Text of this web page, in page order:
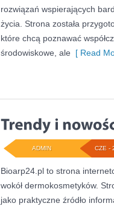
rozwiązań wspierających
życia. Strona została
które chcą poznawać
środowiskowe, ale [ Read
CZE -
ADMIN
Bioarp24.pl to strona
wokół dermokosmetyków.
jako praktyczne źródło